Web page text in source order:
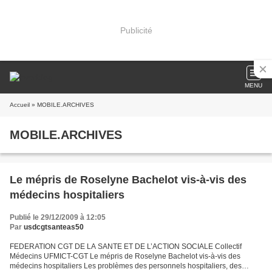
Publicité
MENU
Accueil » MOBILE.ARCHIVES
MOBILE.ARCHIVES
Le mépris de Roselyne Bachelot vis-à-vis des
médecins hospitaliers
Publié le 29/12/2009 à 12:05
Par usdcgtsanteas50
FEDERATION CGT DE LA SANTE ET DE L’ACTION SOCIALE Collectif
Médecins UFMICT-CGT Le mépris de Roselyne Bachelot vis-à-vis des
médecins hospitaliers Les problèmes des personnels hospitaliers, des